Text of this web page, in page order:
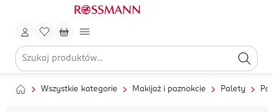
Wszystkie kategorie Makijaż i paznokcie Palety